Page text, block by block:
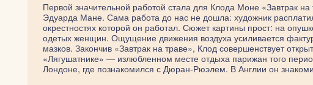
Первой значительной работой стала для Клода Моне «Завтрак
Эдуарда Мане. Сама работа до нас не дошла: художник
окрестностях которой он работал. Сюжет картины прост: на
одетых женщин. Ощущение движения воздуха усиливается
мазков. Закончив «Завтрак на траве», Клод совершенствует
«Лягушатнике» — излюбленном месте отдыха парижан того
Лондоне, где познакомился с Дюран-Рюэлем. В Англии он